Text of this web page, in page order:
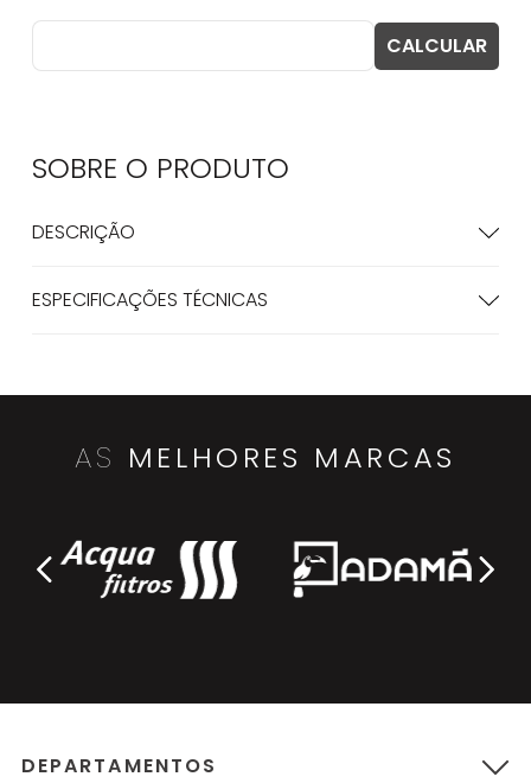
SOBRE O PRODUTO
DESCRIÇÃO
ESPECIFICAÇÕES TÉCNICAS
AS MELHORES MARCAS
DEPARTAMENTOS